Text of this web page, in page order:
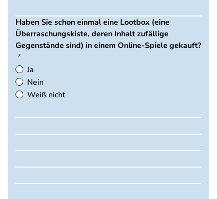
Haben Sie schon einmal eine Lootbox (eine
Überraschungskiste, deren Inhalt zufällige
Gegenstände sind) in einem Online-Spiele gekauft?
Ja
Nein
Weiß nicht